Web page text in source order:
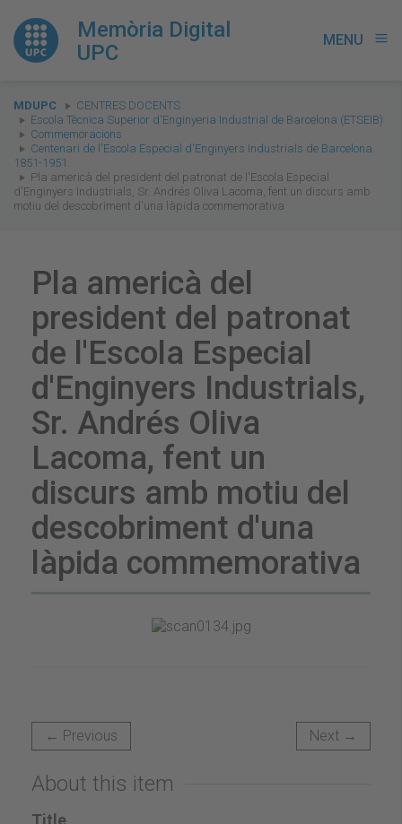
Memòria Digital
UPC
MENU menu
You
are
here:
MDUPC
CENTRES DOCENTS
Escola Tècnica Superior d'Enginyeria Industrial de Barcelona (ETSEIB)
Commemoracions
Centenari de l'Escola Especial d'Enginyers Industrials de Barcelona.
1851-1951.
Pla americà del president del patronat de l'Escola Especial
d'Enginyers Industrials, Sr. Andrés Oliva Lacoma, fent un discurs amb
motiu del descobriment d'una làpida commemorativa
Pla americà del
president del patronat
de l'Escola Especial
d'Enginyers Industrials,
Sr. Andrés Oliva
Lacoma, fent un
discurs amb motiu del
descobriment d'una
làpida commemorativa
← Previous Next →
About this item
Title